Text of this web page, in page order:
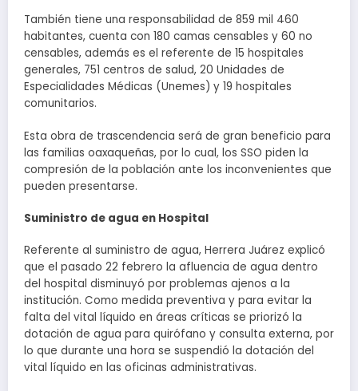
También tiene una responsabilidad de 859 mil 460
habitantes, cuenta con 180 camas censables y 60 no
censables, además es el referente de 15 hospitales
generales, 751 centros de salud, 20 Unidades de
Especialidades Médicas (Unemes) y 19 hospitales
comunitarios.
Esta obra de trascendencia será de gran beneficio para
las familias oaxaqueñas, por lo cual, los SSO piden la
compresión de la población ante los inconvenientes que
pueden presentarse.
Suministro de agua en Hospital
Referente al suministro de agua, Herrera Juárez explicó
que el pasado 22 febrero la afluencia de agua dentro
del hospital disminuyó por problemas ajenos a la
institución. Como medida preventiva y para evitar la
falta del vital líquido en áreas críticas se priorizó la
dotación de agua para quirófano y consulta externa, por
lo que durante una hora se suspendió la dotación del
vital líquido en las oficinas administrativas.